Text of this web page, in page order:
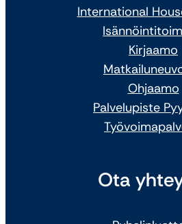
International
Kirjaamo
Ohjaamo
Palvelupiste
Ota